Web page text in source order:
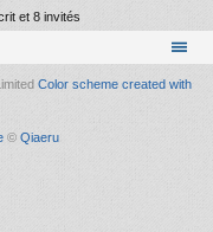
et 8 invités
Color scheme created with
© Qiaeru